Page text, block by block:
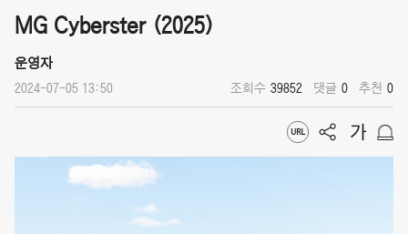
MG Cyberster (2025)
운영자
2024-07-05 13:50 조회수 39852 댓글 0 추천 0